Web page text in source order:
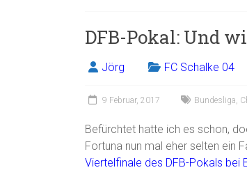
DFB-Pokal: Und
Jörg FC Schalke 04
9 Februar, 2017 Bundesliga
Befürchtet hatte ich es schon,
Fortuna nun mal eher selten ein
Viertelfinale des DFB-Pokals bei